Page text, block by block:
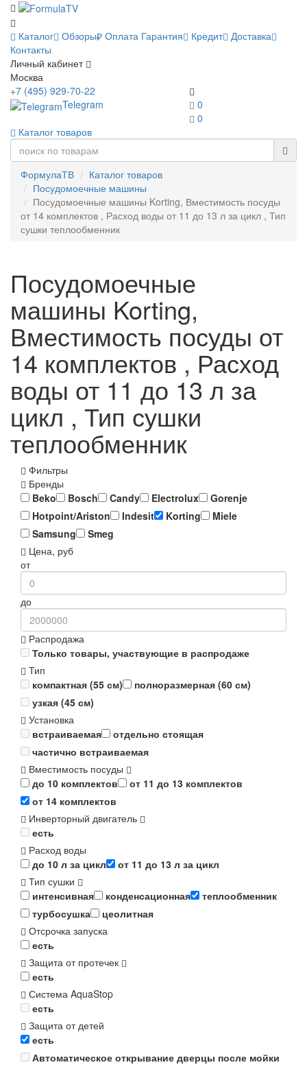
Каталог Обзоры Оплата Гарантия Кредит Доставка
Контакты
Личный кабинет
Москва
0
0
+7 (495) 929-70-22
Telegram
Каталог товаров
ФормулаТВ
Каталог товаров
Посудомоечные машины
Посудомоечные машины Korting, Вместимость посуды
от 14 комплектов , Расход воды от 11 до 13 л за цикл , Тип
сушки теплообменник
Посудомоечные
машины Korting,
Вместимость посуды от
14 комплектов , Расход
воды от 11 до 13 л за
цикл , Тип сушки
теплообменник
Фильтры
Бренды
Beko
Bosch Candy Electrolux
Gorenje
Hotpoint/Ariston
Indesit Korting
Miele
Samsung
Smeg
Цена, руб
от
до
Распродажа
Только товары, участвующие в распродаже
Тип
компактная (55 см)
полноразмерная (60 см)
узкая (45 см)
Установка
встраиваемая
отдельно стоящая
частично встраиваемая
Вместимость посуды
до 10 комплектов
от 11 до 13 комплектов
от 14 комплектов
Инверторный двигатель
есть
Расход воды
до 10 л за цикл
от 11 до 13 л за цикл
Тип сушки
интенсивная
конденсационная
теплообменник
турбосушка
цеолитная
Отсрочка запуска
есть
Защита от протечек
есть
Система AquaStop
есть
Защита от детей
есть
Автоматическое открывание дверцы после мойки